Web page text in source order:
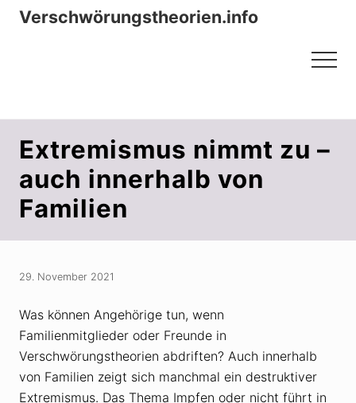
Menu
Zum
ZurVerschwörungstheorien.info
Menu
Extremismus nimmt zu –
auch innerhalb von
Familien
29. November 2021
Was können Angehörige tun, wenn
Familienmitglieder oder Freunde in
Verschwörungstheorien abdriften? Auch innerhalb
von Familien zeigt sich manchmal ein destruktiver
Extremismus. Das Thema Impfen oder nicht führt in